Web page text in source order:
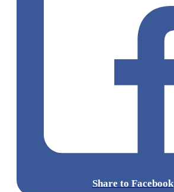
Share to Facebook